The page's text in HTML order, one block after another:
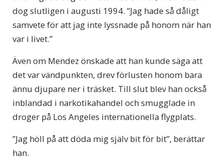
dog slutligen i augusti 1994. ”Jag hade så dåligt
samvete för att jag inte lyssnade på honom när han
var i livet.”
Även om Mendez önskade att han kunde säga att
det var vändpunkten, drev förlusten honom bara
ännu djupare ner i träsket. Till slut blev han också
inblandad i narkotikahandel och smugglade in
droger på Los Angeles internationella flygplats.
”Jag höll på att döda mig själv bit för bit”, berättar
han.